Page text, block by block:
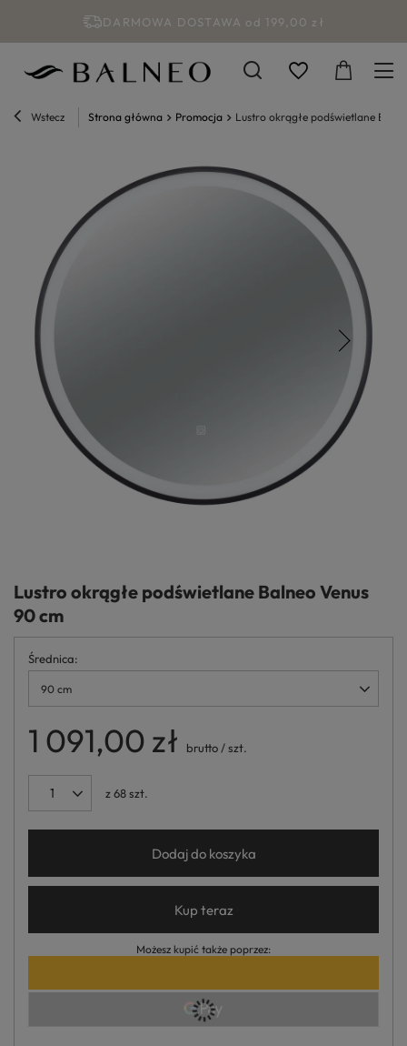
DARMOWA DOSTAWA od 199,00 zł
Wstecz Strona główna Promocja Lustro okrągłe podświetlane
Lustro okrągłe podświetlane Balneo Venus
90 cm
Średnica
90 cm
1 091,00 zł brutto /szt.
z68szt.
Dodaj do koszyka
Kup teraz
Możesz kupić także poprzez: